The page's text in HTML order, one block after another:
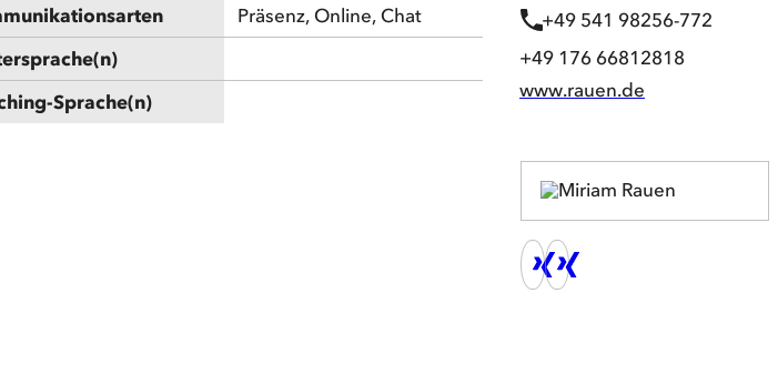
Präsenz, Online, Chat
Sprache(n)
+49 541 98256-772
+49 176 66812818
www.rauen.de